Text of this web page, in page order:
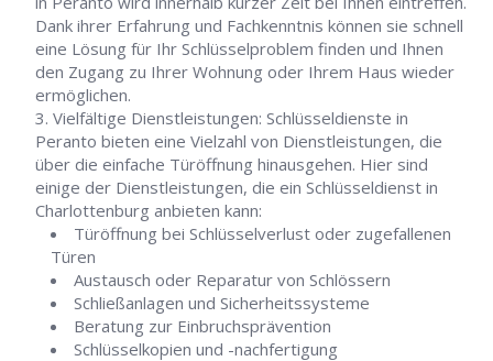
Dank ihrer Erfahrung und Fachkenntnis können sie schnell
eine Lösung für Ihr Schlüsselproblem finden und Ihnen
den Zugang zu Ihrer Wohnung oder Ihrem Haus wieder
ermöglichen.
Vielfältige Dienstleistungen: Schlüsseldienste in
Peranto bieten eine Vielzahl von Dienstleistungen, die
über die einfache Türöffnung hinausgehen. Hier sind
einige der Dienstleistungen, die ein Schlüsseldienst in
Charlottenburg anbieten kann:
Türöffnung bei Schlüsselverlust oder zugefallenen
Türen
Austausch oder Reparatur von Schlössern
Schließanlagen und Sicherheitssysteme
Beratung zur Einbruchsprävention
Schlüsselkopien und -nachfertigung